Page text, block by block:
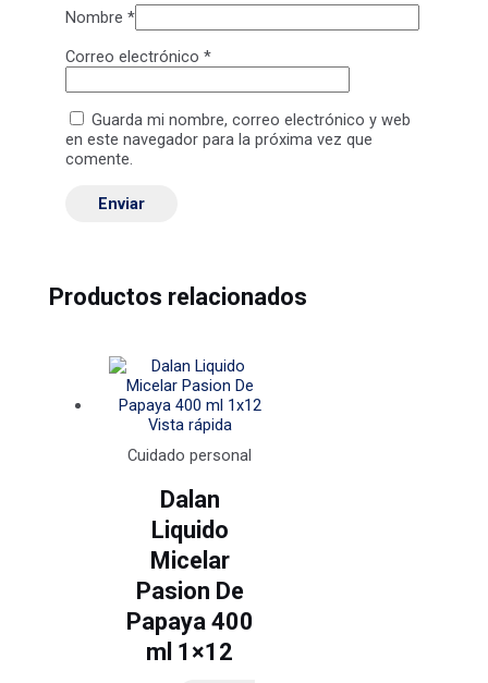
Nombre *
Correo electrónico *
Guarda mi nombre, correo electrónico y web
en este navegador para la próxima vez que
comente.
Productos relacionados
Vista rápida
Cuidado personal
Dalan
Liquido
Micelar
Pasion De
Papaya 400
ml 1×12